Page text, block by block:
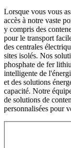
Lorsque vous vous
accès à notre vaste
y compris des
pour le transport
des centrales
sites isolés. Nos
phosphate de fer
intelligente de
et des solutions
capacité. Notre
de solutions de
personnalisées pour